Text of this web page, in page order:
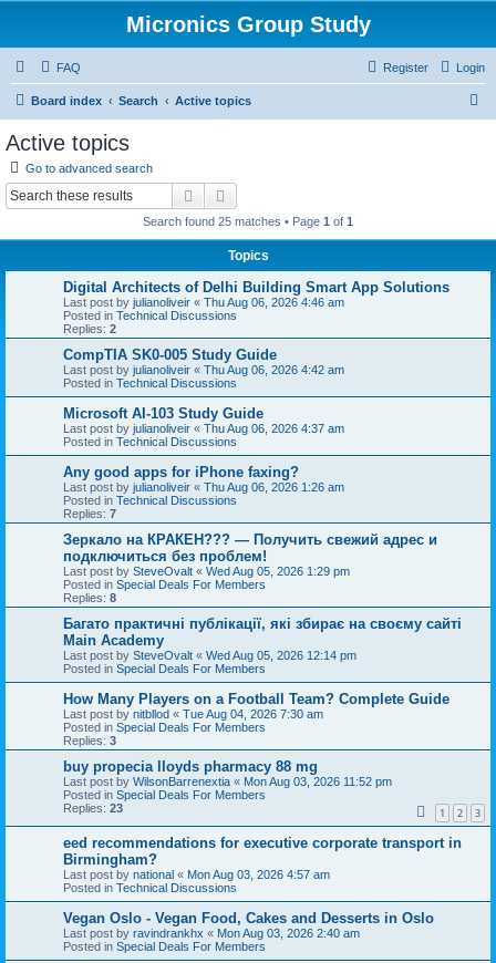
Micronics Group Study
FAQ Login
Register
Board index Search Active topics
Active topics
Go to advanced search
Search
Search found 25 matches • Page 1 of 1
Topics
Digital Architects of Delhi Building Smart App Solutions
Last post by julianoliveir « Thu Aug 06, 2026 4:46 am
Posted in Technical Discussions
Replies: 2
CompTIA SK0-005 Study Guide
Last post by julianoliveir « Thu Aug 06, 2026 4:42 am
Posted in Technical Discussions
Microsoft AI-103 Study Guide
Last post by julianoliveir « Thu Aug 06, 2026 4:37 am
Posted in Technical Discussions
Any good apps for iPhone faxing?
Last post by julianoliveir « Thu Aug 06, 2026 1:26 am
Posted in Technical Discussions
Replies: 7
Зеркало на КРАКЕН??? — Получить свежий адрес и
подключиться без проблем!
Last post by SteveOvalt « Wed Aug 05, 2026 1:29 pm
Posted in Special Deals For Members
Replies: 8
Багато практичні публікації, які збирає на своєму сайті
Main Academy
Last post by SteveOvalt « Wed Aug 05, 2026 12:14 pm
Posted in Special Deals For Members
How Many Players on a Football Team? Complete Guide
Last post by nitbllod « Tue Aug 04, 2026 7:30 am
Posted in Special Deals For Members
Replies: 3
buy propecia lloyds pharmacy 88 mg
Last post by WilsonBarrenextia « Mon Aug 03, 2026 11:52 pm
Posted in Special Deals For Members
Replies: 23 1 2 3
eed recommendations for executive corporate transport in
Birmingham?
Last post by national « Mon Aug 03, 2026 4:57 am
Posted in Technical Discussions
Vegan Oslo - Vegan Food, Cakes and Desserts in Oslo
Last post by ravindrankhx « Mon Aug 03, 2026 2:40 am
Posted in Special Deals For Members